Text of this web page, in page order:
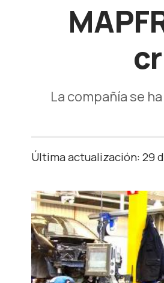
La compañía se
Última actualización: 29